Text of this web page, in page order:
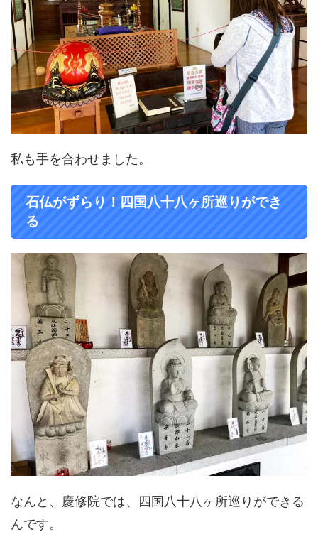
私も手を合わせました。
石仏がずらり！四国八十八ヶ所巡りができ
る
なんと、慶修院では、四国八十八ヶ所巡りができる
んです。